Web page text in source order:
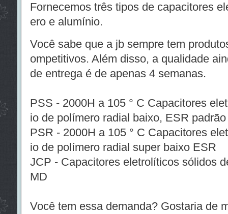
Fornecemos três tipos de capacitores
ero e alumínio.
Você sabe que a jb sempre tem
ompetitivos. Além disso, a qualidade
de entrega é de apenas 4 semanas.
PSS - 2000H a 105 ° C Capacitores
io de polímero radial baixo, ESR padrão
PSR - 2000H a 105 ° C Capacitores
io de polímero radial super baixo ESR
JCP - Capacitores eletrolíticos sólidos
MD
Você tem essa demanda? Gostaria de